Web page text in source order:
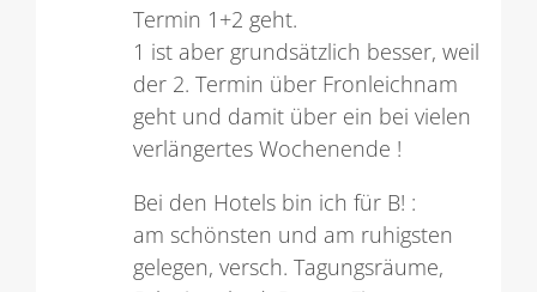
Termin 1+2 geht.
1 ist aber grundsätzlich besser, weil
der 2. Termin über Fronleichnam
geht und damit über ein bei vielen
verlängertes Wochenende !
Bei den Hotels bin ich für B! :
am schönsten und am ruhigsten
gelegen, versch. Tagungsräume,